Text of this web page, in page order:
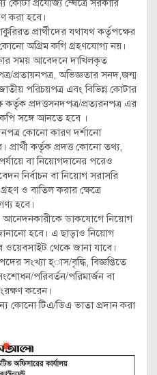
প্রযোজ্য ম্ষেত্রে সরকারি
করা হবে।
প্রার্থীদের যথাযথ কর্তৃপক্ষের
অগ্রিম কগি গ্রহণযোগ্য নয়।
সময় আবেদনে দাখিলকৃত
প্রতায়নপত্র, অভিজ্ঞতার সনদ,জন্ম
পরিচয়পত্র এবং বিভিন্ন কোটার
কর্তৃক প্রদত্তসনদপত্র/প্রত্যরনপত্র এর
সঙ্গে আনতে হবে ।
কোনো কারণ দর্শানো
প্রার্থী কর্তৃক প্রদত্ত কোনো তথ্য,
বা নিয়োগদানের পরেও
নির্বাচন বা নিয়োগ সরাসরি
ও বাতিল করার ক্ষেত্রে
হবে।
আনেদনকারীকে ডাকযোগে নিয়োগ
হবে। এ ছাড়াও নিয়োগ
ওয়েবসাইট থেকে জানা যাবে।
সংখ্যা হ্াস/বৃদ্ধি, বিজ্ঞপ্তিতে
পরিবর্তন/পরিমার্জন বা
করেন।
কোনো টিএ/ডিএ ভাতা প্রদান করা